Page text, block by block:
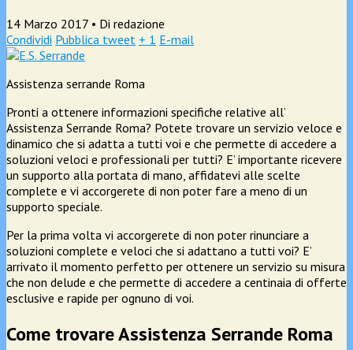
14 Marzo 2017 • Di redazione
Condividi Pubblica tweet + 1 E-mail
Assistenza serrande Roma
Pronti a ottenere informazioni specifiche relative all’
Assistenza Serrande Roma? Potete trovare un servizio veloce e
dinamico che si adatta a tutti voi e che permette di accedere a
soluzioni veloci e professionali per tutti? E’ importante ricevere
un supporto alla portata di mano, affidatevi alle scelte
complete e vi accorgerete di non poter fare a meno di un
supporto speciale.
Per la prima volta vi accorgerete di non poter rinunciare a
soluzioni complete e veloci che si adattano a tutti voi? E’
arrivato il momento perfetto per ottenere un servizio su misura
che non delude e che permette di accedere a centinaia di offerte
esclusive e rapide per ognuno di voi.
Come trovare Assistenza Serrande Roma